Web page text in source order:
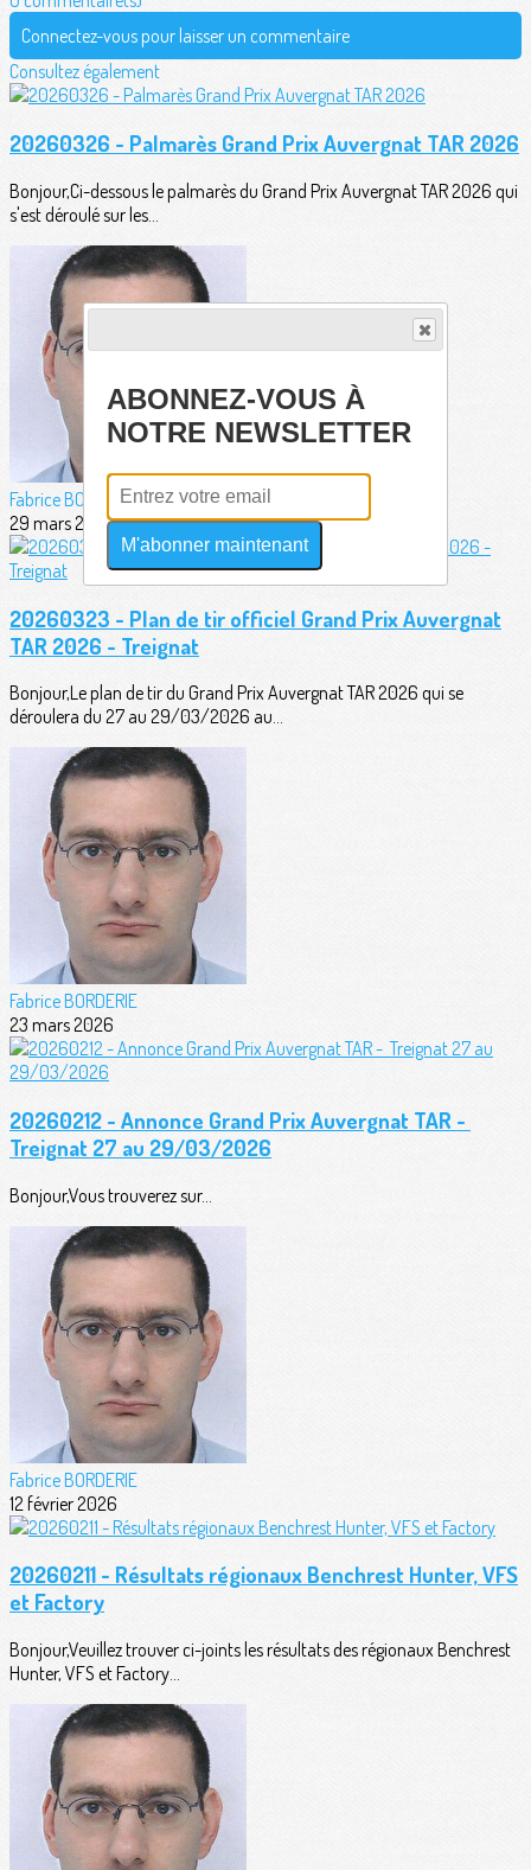
Connectez-vous pour laisser un commentaire
Consultez également
20260326 - Palmarès Grand Prix Auvergnat TAR 2026
Bonjour,Ci-dessous le palmarès du Grand Prix Auvergnat TAR 2026 qui
s'est déroulé sur les...
Fabrice BORDERIE
29 mars 2026
20260323 - Plan de tir officiel Grand Prix Auvergnat
TAR 2026 - Treignat
Bonjour,Le plan de tir du Grand Prix Auvergnat TAR 2026 qui se
déroulera du 27 au 29/03/2026 au...
Fabrice BORDERIE
23 mars 2026
20260212 - Annonce Grand Prix Auvergnat TAR -
Treignat 27 au 29/03/2026
Bonjour,Vous trouverez sur...
Fabrice BORDERIE
12 février 2026
20260211 - Résultats régionaux Benchrest Hunter, VFS
et Factory
Bonjour,Veuillez trouver ci-joints les résultats des régionaux Benchrest
Hunter, VFS et Factory...
ABONNEZ-VOUS À
NOTRE NEWSLETTER
M'abonner maintenant